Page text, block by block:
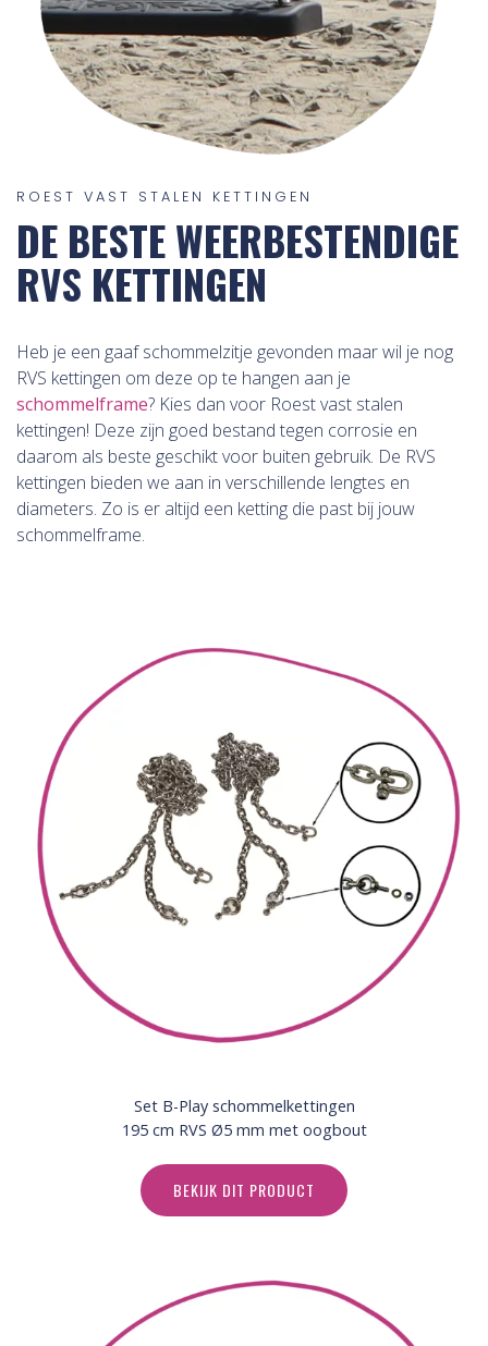
ROEST VAST STALEN KETTINGEN
DE BESTE WEERBESTENDIGE
RVS KETTINGEN
Heb je een gaaf schommelzitje gevonden maar wil je nog
RVS kettingen om deze op te hangen aan je
schommelframe? Kies dan voor Roest vast stalen
kettingen! Deze zijn goed bestand tegen corrosie en
daarom als beste geschikt voor buiten gebruik. De RVS
kettingen bieden we aan in verschillende lengtes en
diameters. Zo is er altijd een ketting die past bij jouw
schommelframe.
Set B-Play schommelkettingen
195 cm RVS Ø5 mm met oogbout
BEKIJK DIT PRODUCT